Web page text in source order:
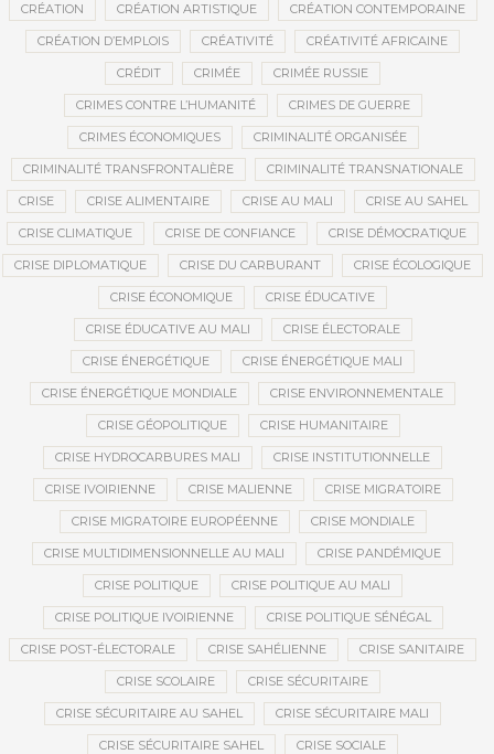
CRÉATION CRÉATION ARTISTIQUE CRÉATION CONTEMPORAINE
CRÉATION D’EMPLOIS CRÉATIVITÉ CRÉATIVITÉ AFRICAINE
CRÉDIT CRIMÉE CRIMÉE RUSSIE
CRIMES CONTRE L’HUMANITÉ CRIMES DE GUERRE
CRIMES ÉCONOMIQUES CRIMINALITÉ ORGANISÉE
CRIMINALITÉ TRANSFRONTALIÈRE CRIMINALITÉ TRANSNATIONALE
CRISE CRISE ALIMENTAIRE CRISE AU MALI CRISE AU SAHEL
CRISE CLIMATIQUE CRISE DE CONFIANCE CRISE DÉMOCRATIQUE
CRISE DIPLOMATIQUE CRISE DU CARBURANT CRISE ÉCOLOGIQUE
CRISE ÉCONOMIQUE CRISE ÉDUCATIVE
CRISE ÉDUCATIVE AU MALI CRISE ÉLECTORALE
CRISE ÉNERGÉTIQUE CRISE ÉNERGÉTIQUE MALI
CRISE ÉNERGÉTIQUE MONDIALE CRISE ENVIRONNEMENTALE
CRISE GÉOPOLITIQUE CRISE HUMANITAIRE
CRISE HYDROCARBURES MALI CRISE INSTITUTIONNELLE
CRISE IVOIRIENNE CRISE MALIENNE CRISE MIGRATOIRE
CRISE MIGRATOIRE EUROPÉENNE CRISE MONDIALE
CRISE MULTIDIMENSIONNELLE AU MALI CRISE PANDÉMIQUE
CRISE POLITIQUE CRISE POLITIQUE AU MALI
CRISE POLITIQUE IVOIRIENNE CRISE POLITIQUE SÉNÉGAL
CRISE POST-ÉLECTORALE CRISE SAHÉLIENNE CRISE SANITAIRE
CRISE SCOLAIRE CRISE SÉCURITAIRE
CRISE SÉCURITAIRE AU SAHEL CRISE SÉCURITAIRE MALI
CRISE SÉCURITAIRE SAHEL CRISE SOCIALE